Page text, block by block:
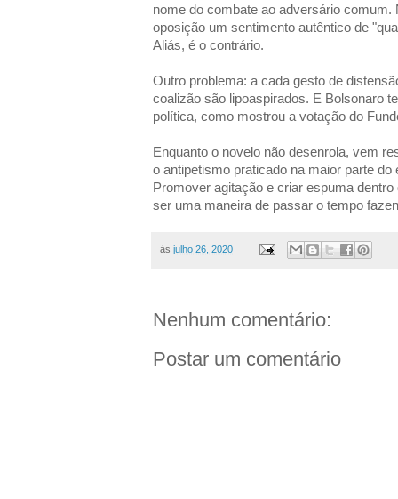
nome do combate ao adversário comum.
oposição um sentimento autêntico de
Aliás, é o contrário.
Outro problema: a cada gesto de
coalizão são lipoaspirados. E Bolsonaro
política, como mostrou a votação do
Enquanto o novelo não desenrola, vem
o antipetismo praticado na maior parte
Promover agitação e criar espuma
ser uma maneira de passar o tempo
às julho 26, 2020
Nenhum comentário:
Postar um comentário